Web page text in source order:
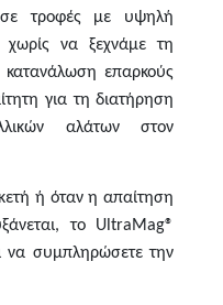
τροφές με υψηλή
χωρίς να ξεχνάμε τη
επαρκούς
για τη διατήρηση
αλάτων στον
ή όταν η απαίτηση
το UltraMag®
να συμπληρώσετε την